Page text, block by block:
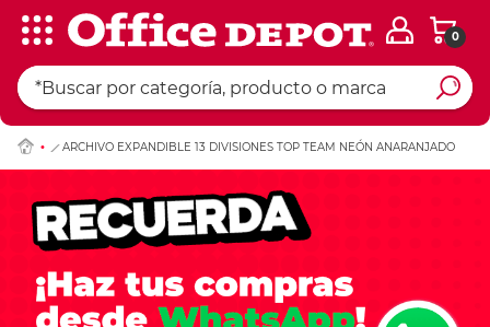
0
ARCHIVO EXPANDIBLE 13 DIVISIONES TOP TEAM NEÓN ANARANJADO
Ingresar Codigo